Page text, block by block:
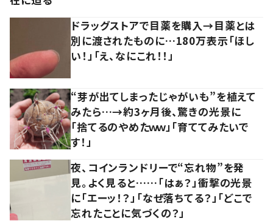
ドラッグストアで目薬を購入→目薬とは
別に渡されたものに…180万表示「ほし
い！」「え、なにこれ！！」
“芽が出てしまったじゃがいも”を植えて
みたら…→約3ヶ月後、驚きの光景に
「捨てるのやめたｗｗ」「育ててみたいで
す！」
夜、コインランドリーで“忘れ物”を発
見。よく見ると……「はぁ？」衝撃の光景
に「エーッ！？」「なぜ落ちてる？」「どこで
忘れたことに気づくの？」